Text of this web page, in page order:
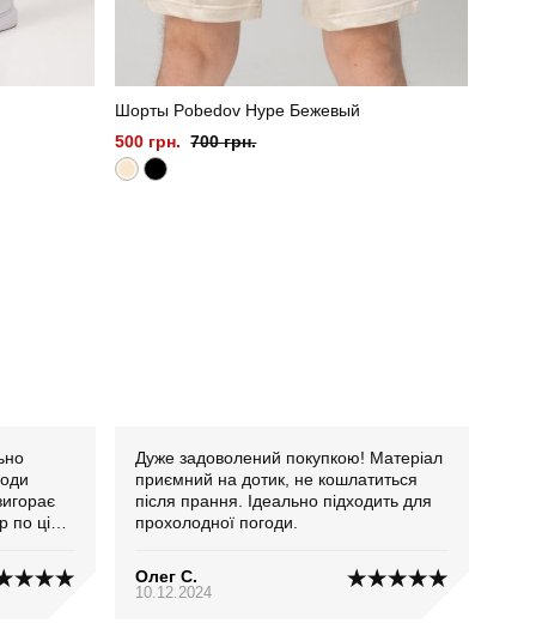
Шорты Pobedov Hype Бежевый
500 грн. 700 грн.
ціні
Дуже задоволений покупкою! Матеріал
приємний на дотик, не кошлатиться
після прання. Ідеально підходить для
прохолодної погоди.
Олег С.
10.12.2024